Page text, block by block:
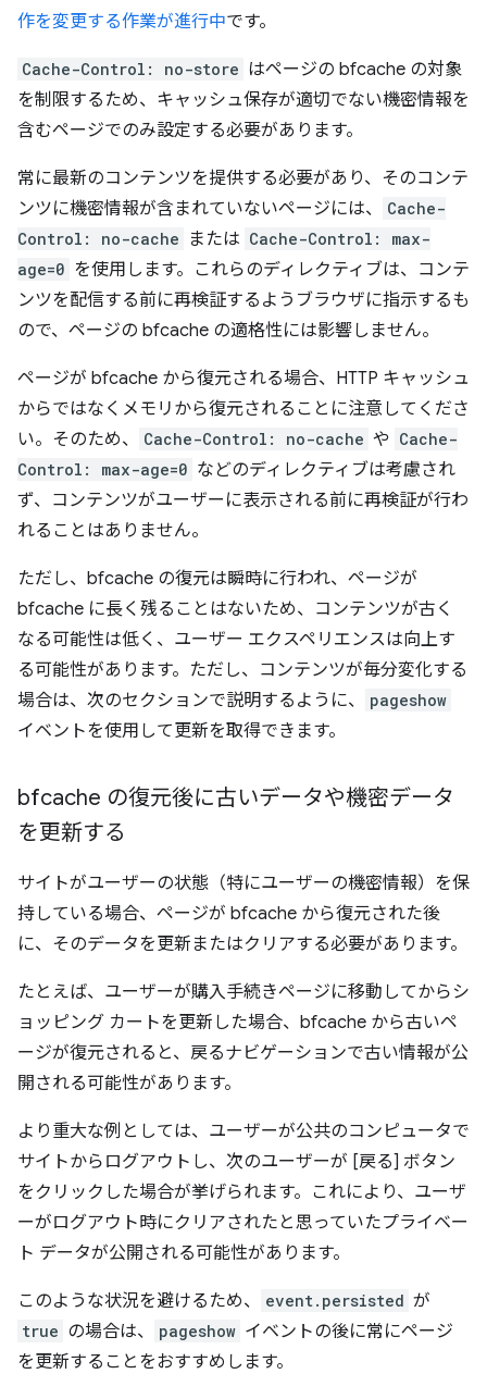
作を変更する作業が進行中です。
Cache-Control: no-store はページの bfcache の対象
を制限するため、キャッシュ保存が適切でない機密情報を
含むページでのみ設定する必要があります。
常に最新のコンテンツを提供する必要があり、そのコンテ
ンツに機密情報が含まれていないページには、
Cache-
Control: no-cache
または Cache-Control: max-
age=0 を使用します。これらのディレクティブは、コンテ
ンツを配信する前に再検証するようブラウザに指示するも
ので、ページの bfcache の適格性には影響しません。
ページが bfcache から復元される場合、HTTP キャッシュ
からではなくメモリから復元されることに注意してくださ
い。そのため、
Cache-Control: no-cache や Cache-
Control: max-age=0 などのディレクティブは考慮され
ず、コンテンツがユーザーに表示される前に再検証が行わ
れることはありません。
ただし、bfcache の復元は瞬時に行われ、ページが
bfcache に長く残ることはないため、コンテンツが古く
なる可能性は低く、ユーザー エクスペリエンスは向上す
る可能性があります。ただし、コンテンツが毎分変化する
場合は、次のセクションで説明するように、
pageshow
イベントを使用して更新を取得できます。
bfcache の復元後に古いデータや機密データ
を更新する
サイトがユーザーの状態（特にユーザーの機密情報）を保
持している場合、ページが bfcache から復元された後
に、そのデータを更新またはクリアする必要があります。
たとえば、ユーザーが購入手続きページに移動してからシ
ョッピング カートを更新した場合、bfcache から古いペ
ージが復元されると、戻るナビゲーションで古い情報が公
開される可能性があります。
より重大な例としては、ユーザーが公共のコンピュータで
サイトからログアウトし、次のユーザーが [戻る] ボタン
をクリックした場合が挙げられます。これにより、ユーザ
ーがログアウト時にクリアされたと思っていたプライベー
ト データが公開される可能性があります。
このような状況を避けるため、 event.persisted が
true の場合は、 pageshow イベントの後に常にページ
を更新することをおすすめします。